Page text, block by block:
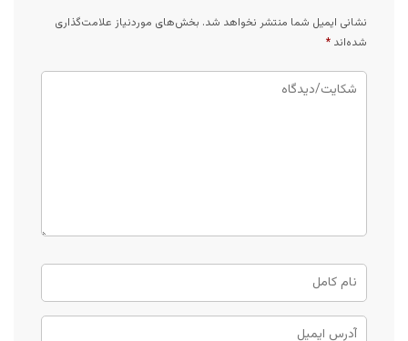
نشانی ایمیل شما منتشر نخواهد شد. بخش‌های موردنیاز علامت‌گذاری
شده‌اند *